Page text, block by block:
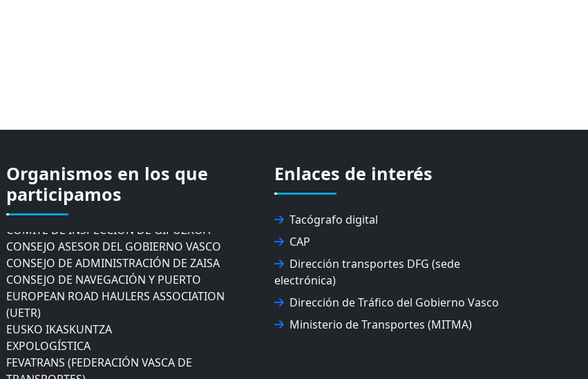
Organismos en los que
participamos
CÁMARA DE COMERCIO DE GIPUZKOA
COMISIÓN ASESORA DE MOVILIDAD DEL
AYUNTAMIENTO DE DONOSTIA
CONSEJO ASESOR DEL GOBIERNO VASCO
CONSEJO DE ADMINISTRACIÓN DE ZAISA
CONSEJO DE NAVEGACIÓN Y PUERTO
EUROPEAN ROAD HAULERS ASSOCIATION
(UETR)
EUSKO IKASKUNTZA
EXPOLOGÍSTICA
FEVATRANS (FEDERACIÓN VASCA DE
TRANSPORTES)
Enlaces de interés
Tacógrafo digital
CAP
Dirección transportes DFG (sede
electrónica)
Dirección de Tráfico del Gobierno Vasco
Ministerio de Transportes (MITMA)